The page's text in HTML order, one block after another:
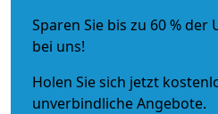
Sparen Sie bis zu 60 %
bei uns!
Holen Sie sich jetzt
unverbindliche Angebote.